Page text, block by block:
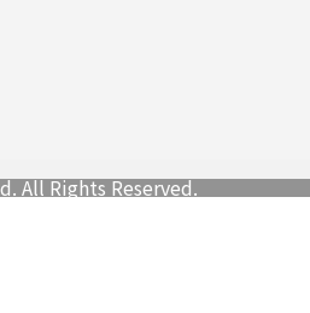
All Rights Reserved.